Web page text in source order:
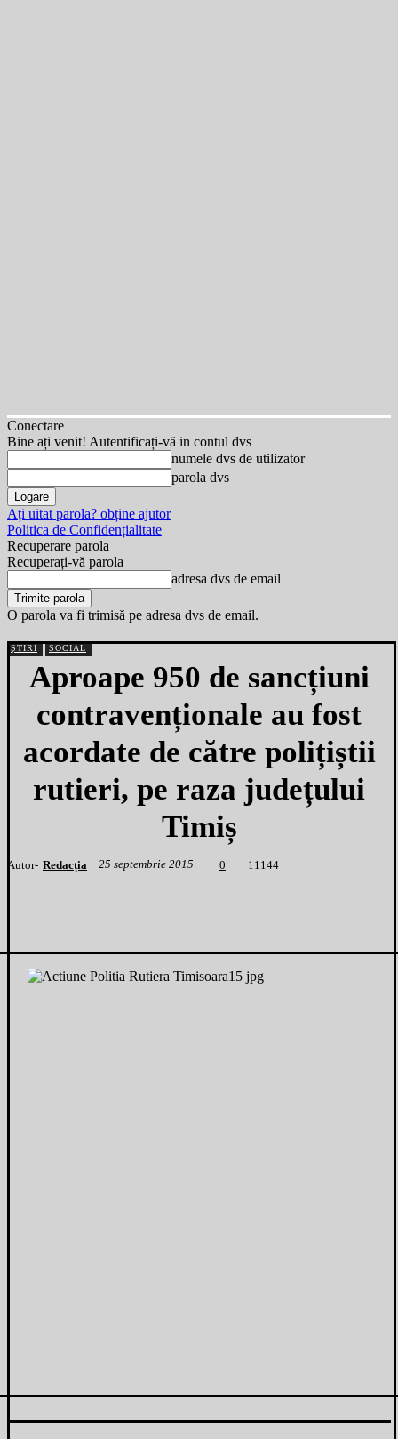
Conectare
Bine ați venit! Autentificați-vă in contul dvs
numele dvs de utilizator
parola dvs
Ați uitat parola? obține ajutor
Politica de Confidențialitate
Recuperare parola
Recuperați-vă parola
adresa dvs de email
O parola va fi trimisă pe adresa dvs de email.
ȘTIRI SOCIAL
Aproape 950 de sancțiuni
contravenționale au fost
acordate de către polițiștii
rutieri, pe raza județului
Timiș
Autor- Redacția 25 septembrie 2015 0 1 1144